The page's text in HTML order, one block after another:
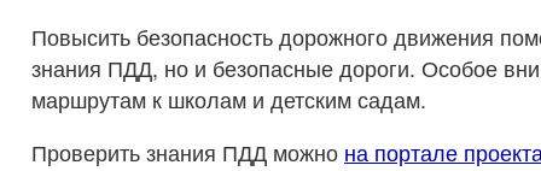
Повысить безопасность дорожного движения
знания ПДД, но и безопасные дороги. Особое
маршрутам к школам и детским садам.
Проверить знания ПДД можно на портале